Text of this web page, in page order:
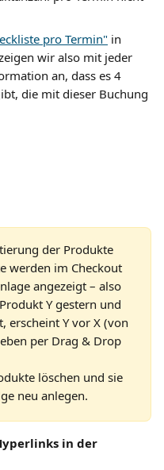
pro Termin" in
wir also mit jeder
an, dass es 4
die mit dieser Buchung
der Produkte
werden im Checkout
angezeigt – also
Y gestern und
erscheint Y vor X (von
per Drag & Drop
löschen und sie
neu anlegen.
in der